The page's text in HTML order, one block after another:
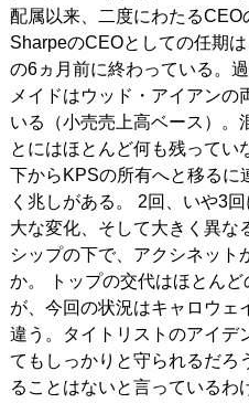
配属以来、二度にわたる
SharpeのCEOとしての任期
の6ヵ月前に終わっている。
メイドはウッド・アイアンの
いる（小売売上高ベース）。
とにはほとんど何も残ってい
下からKPSの所有へと移るに
く兆しがある。 2回、いや3
大な変化、そして大きく異な
シップの下で、アクシネット
か。 トップの交代はほとん
が、今回の状況はキャロウェ
違う。タイトリストのアイデ
てもしっかりと守られるだろ
ることはないと言っているわ